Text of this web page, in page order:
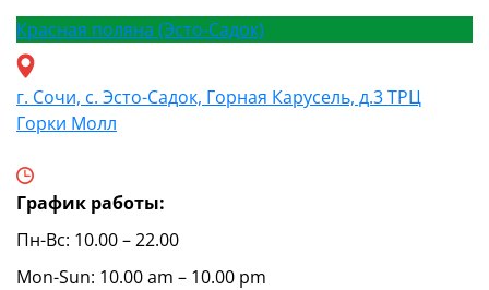
Красная поляна (Эсто-Садок)
г. Сочи, с. Эсто-Садок, Горная Карусель, д.3 ТРЦ
Горки Молл
График работы:
Пн-Вс: 10.00 – 22.00
Mon-Sun: 10.00 am – 10.00 pm